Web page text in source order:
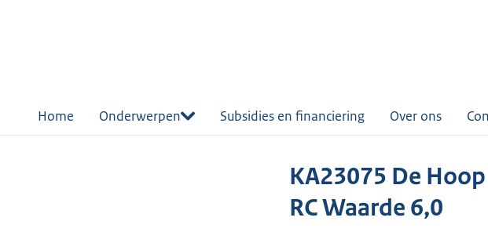
Home Onderwerpen Subsidies en financiering Over ons
KA23075 De
RC Waarde 6,0